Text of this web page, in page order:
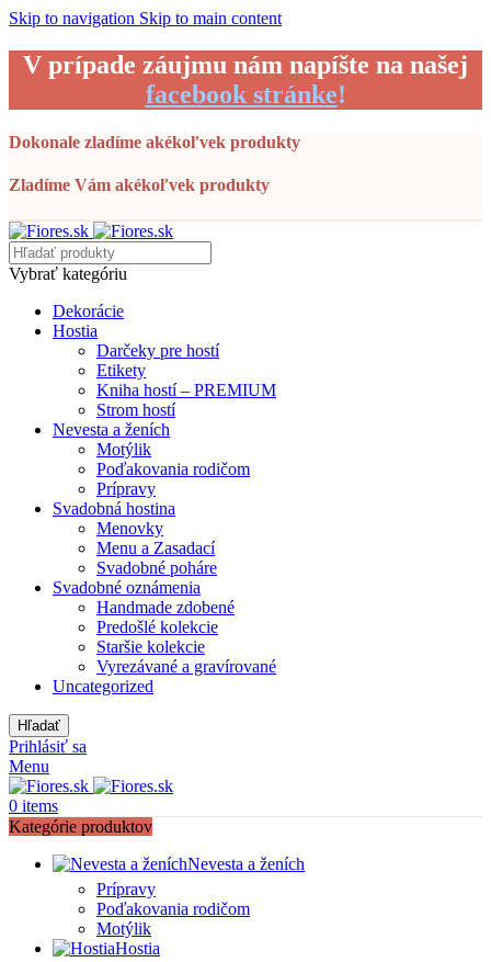
Skip to navigation Skip to main content
V prípade záujmu nám napíšte na našej
facebook stránke!
Dokonale zladíme akékoľvek produkty
Zladíme Vám akékoľvek produkty
Vybrať kategóriu
Dekorácie
Hostia
Darčeky pre hostí
Etikety
Kniha hostí – PREMIUM
Strom hostí
Nevesta a ženích
Motýlik
Poďakovania rodičom
Prípravy
Svadobná hostina
Menovky
Menu a Zasadací
Svadobné poháre
Svadobné oznámenia
Handmade zdobené
Predošlé kolekcie
Staršie kolekcie
Vyrezávané a gravírované
Uncategorized
Hľadať
Prihlásiť sa
Menu
0 items
Kategórie produktov
Nevesta a ženích
Prípravy
Poďakovania rodičom
Motýlik
Hostia